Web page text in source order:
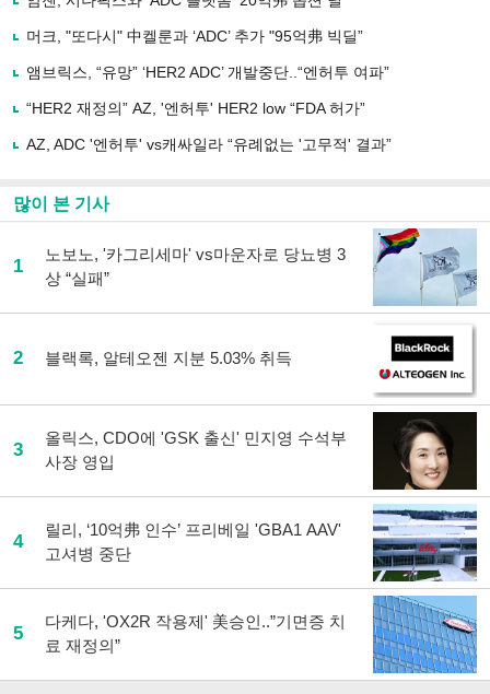
기
사
유
기
머크, "또다시" 中켈룬과 ‘ADC’ 추가 "95억弗 빅딜”
앰브릭스, “유망” ‘HER2 ADC’ 개발중단..“엔허투 여파”
“HER2 재정의” AZ, '엔허투' HER2 low “FDA 허가”
AZ, ADC '엔허투' vs캐싸일라 “유례없는 '고무적' 결과”
많이 본 기사
1
노보노, '카그리세마' vs마운자로 당뇨병 3
상 “실패”
2 블랙록, 알테오젠 지분 5.03% 취득
3
올릭스, CDO에 'GSK 출신' 민지영 수석부
사장 영입
4
릴리, ‘10억弗 인수’ 프리베일 'GBA1 AAV'
고셔병 중단
5
다케다, 'OX2R 작용제' 美승인..”기면증 치
료 재정의”